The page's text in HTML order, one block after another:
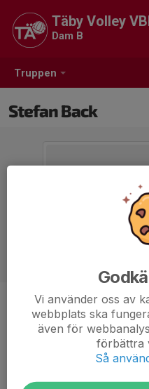
Truppen
Täby Volley
Dam B
Stefan Back
Titel
48 år
Vi använder oss av
webbplats ska
även för
förbättra
Så